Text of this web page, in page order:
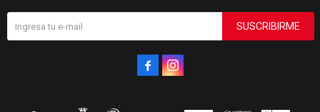
SUSCRIBIRME
 